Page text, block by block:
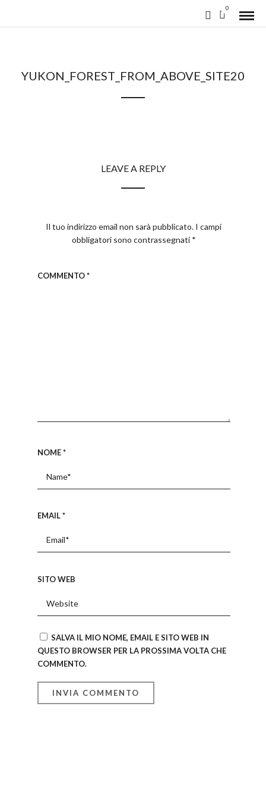
0
YUKON_FOREST_FROM_ABOVE_SITE20
LEAVE A REPLY
Il tuo indirizzo email non sarà pubblicato. I campi
obbligatori sono contrassegnati *
COMMENTO*
NOME*
EMAIL*
SITO WEB
SALVA IL MIO NOME, EMAIL E SITO WEB IN
QUESTO BROWSER PER LA PROSSIMA VOLTA CHE
COMMENTO.